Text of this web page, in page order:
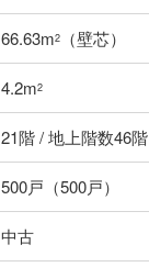
66.63m2 （壁芯）
4.2m2
21階 / 地上階数46階
500戸（500戸）
中古